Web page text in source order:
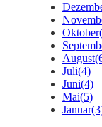
Oktober
August
Juli(4)
Juni(4)
Mai(5)
Januar